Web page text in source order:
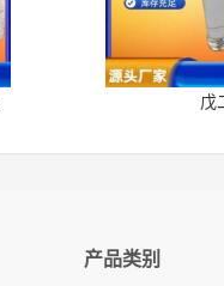
戊
产品类别